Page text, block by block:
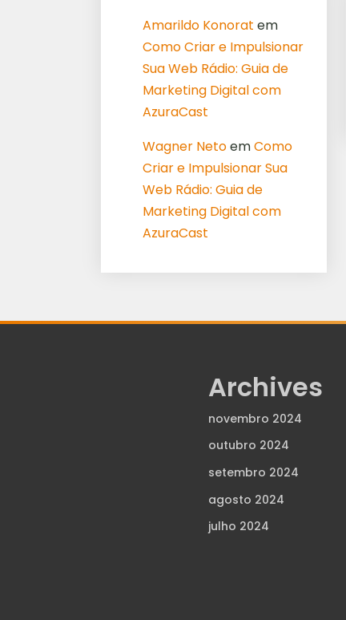
Amarildo Konorat em
Como Criar e Impulsionar
Sua Web Rádio: Guia de
Marketing Digital com
AzuraCast
Wagner NetoemComo
Criar e Impulsionar Sua
Web Rádio: Guia de
Marketing Digital com
AzuraCast
Archives
novembro 2024
outubro 2024
setembro 2024
agosto 2024
julho 2024